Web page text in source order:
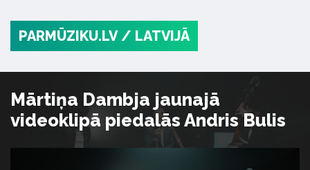
PARMŪZIKU.LV / LATVIJĀ
Mārtiņa Dambja jaunajā
videoklipā piedalās Andris Bulis